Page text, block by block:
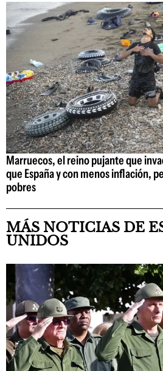
Marruecos, el reino pujante que
que España y con menos inflación,
pobres
MÁS NOTICIAS DE
UNIDOS